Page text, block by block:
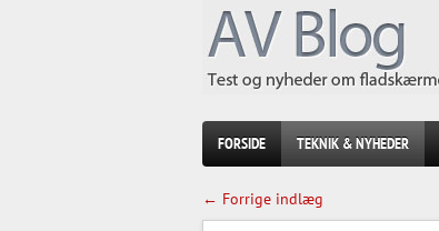
FORSIDE TEKNIK & NYHEDER
← Forrige indlæg